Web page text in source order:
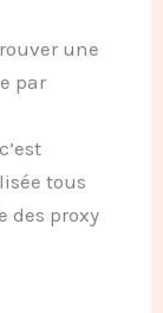
une
par
tous
des proxy